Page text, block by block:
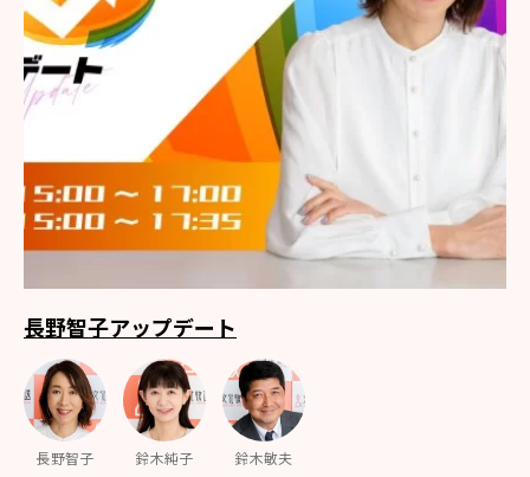
長野智子アップデート
長野智子 鈴木純子 鈴木敏夫